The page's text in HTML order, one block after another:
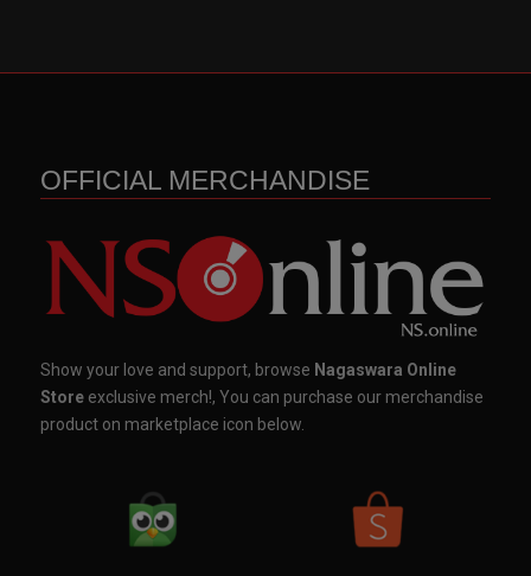
OFFICIAL MERCHANDISE
Show your love and support, browse Nagaswara Online
Store exclusive merch!, You can purchase our merchandise
product on marketplace icon below.